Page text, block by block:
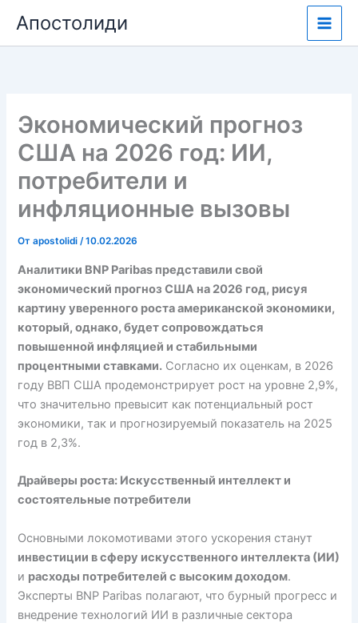
содержимому
Апостолиди
Экономический прогноз
США на 2026 год: ИИ,
потребители и
инфляционные вызовы
Отapostolidi/10.02.2026
Аналитики BNP Paribas представили свой
экономический прогноз США на 2026 год, рисуя
картину уверенного роста американской экономики,
который, однако, будет сопровождаться
повышенной инфляцией и стабильными
процентными ставками. Согласно их оценкам, в 2026
году ВВП США продемонстрирует рост на уровне 2,9%,
что значительно превысит как потенциальный рост
экономики, так и прогнозируемый показатель на 2025
год в 2,3%.
Драйверы роста: Искусственный интеллект и
состоятельные потребители
Основными локомотивами этого ускорения станут
инвестиции в сферу искусственного интеллекта (ИИ)
и расходы потребителей с высоким доходом.
Эксперты BNP Paribas полагают, что бурный прогресс и
внедрение технологий ИИ в различные сектора